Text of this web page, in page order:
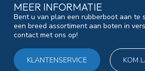
MEER INFORMATIE
Bent u van plan een rubberboot aan te
een breed assortiment aan boten in
contact met ons op!
KLANTENSERVICE KOM